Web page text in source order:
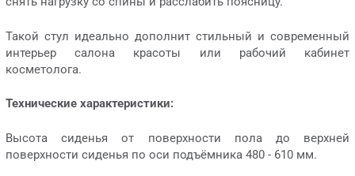
Такой стул идеально дополнит стильный и современный
интерьер салона красоты или рабочий кабинет
косметолога.
Технические характеристики:
Высота сиденья от поверхности пола до верхней
поверхности сиденья по оси подъёмника 480 - 610 мм.